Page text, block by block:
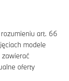
art. 66
modele
oferty